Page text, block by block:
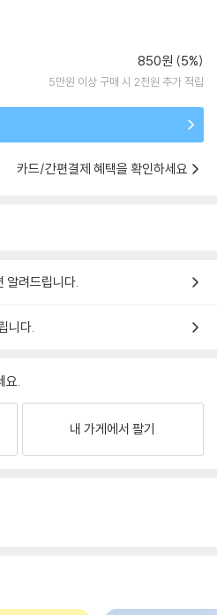
850원 (5%)
5만원 이상 구매 시 2천원 추가 적립
카드/간편결제 혜택을 확인하세요
알려드립니다.
니다.
요.
내 가게에서 팔기